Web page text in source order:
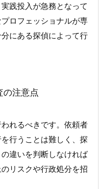
践投入が急務となって
ロフェッショナルが専
にある探偵によって行
の注意点
れるべきです。依頼者
行うことは難しく、探
違いを判断しなければ
リスクや行政処分を招